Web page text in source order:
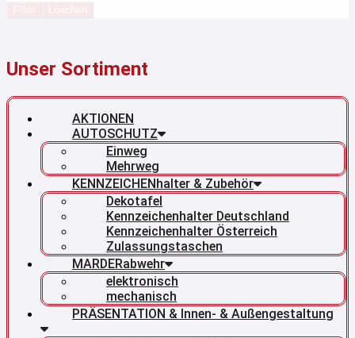
Unser Sortiment
AKTIONEN
AUTOSCHUTZ
Einweg
Mehrweg
KENNZEICHENhalter & Zubehör
Dekotafel
Kennzeichenhalter Deutschland
Kennzeichenhalter Österreich
Zulassungstaschen
MARDERabwehr
elektronisch
mechanisch
PRÄSENTATION & Innen- & Außengestaltung